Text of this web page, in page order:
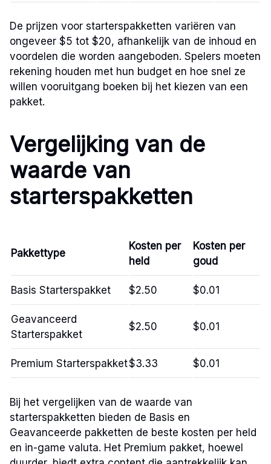
De prijzen voor starterspakketten variëren van
ongeveer $5 tot $20, afhankelijk van de inhoud en
voordelen die worden aangeboden. Spelers moeten
rekening houden met hun budget en hoe snel ze
willen vooruitgang boeken bij het kiezen van een
pakket.
Vergelijking van de
waarde van
starterspakketten
Pakkettype
Kosten per
held
Kosten per
goud
Basis Starterspakket $2.50 $0.01
Geavanceerd
Starterspakket
$2.50 $0.01
Premium Starterspakket$3.33 $0.01
Bij het vergelijken van de waarde van
starterspakketten bieden de Basis en
Geavanceerde pakketten de beste kosten per held
en in-game valuta. Het Premium pakket, hoewel